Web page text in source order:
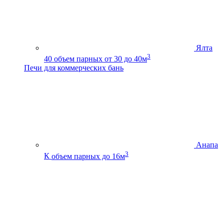
Ялта
40 объем парных от 30 до 40м3
Печи для коммерческих бань
Анапа
К объем парных до 16м3